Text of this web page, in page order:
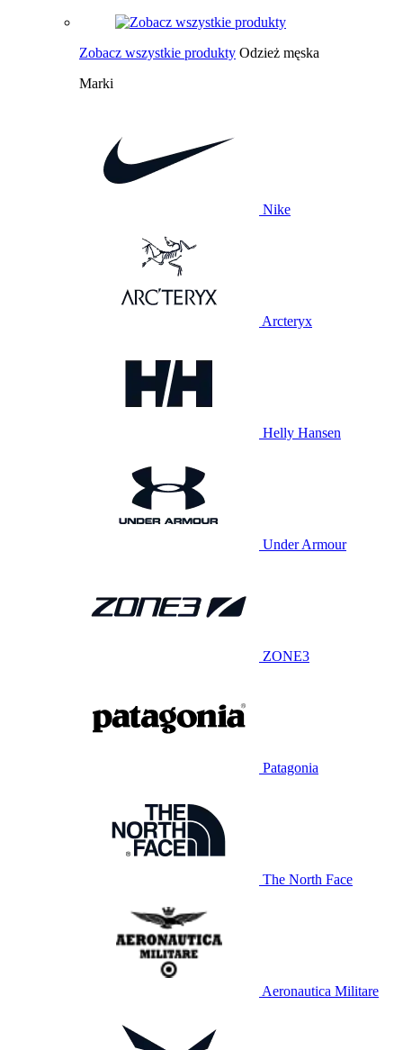
Zobacz wszystkie produkty Odzież męska
Marki
Nike
Arcteryx
Helly Hansen
Under Armour
ZONE3
Patagonia
The North Face
Aeronautica Militare